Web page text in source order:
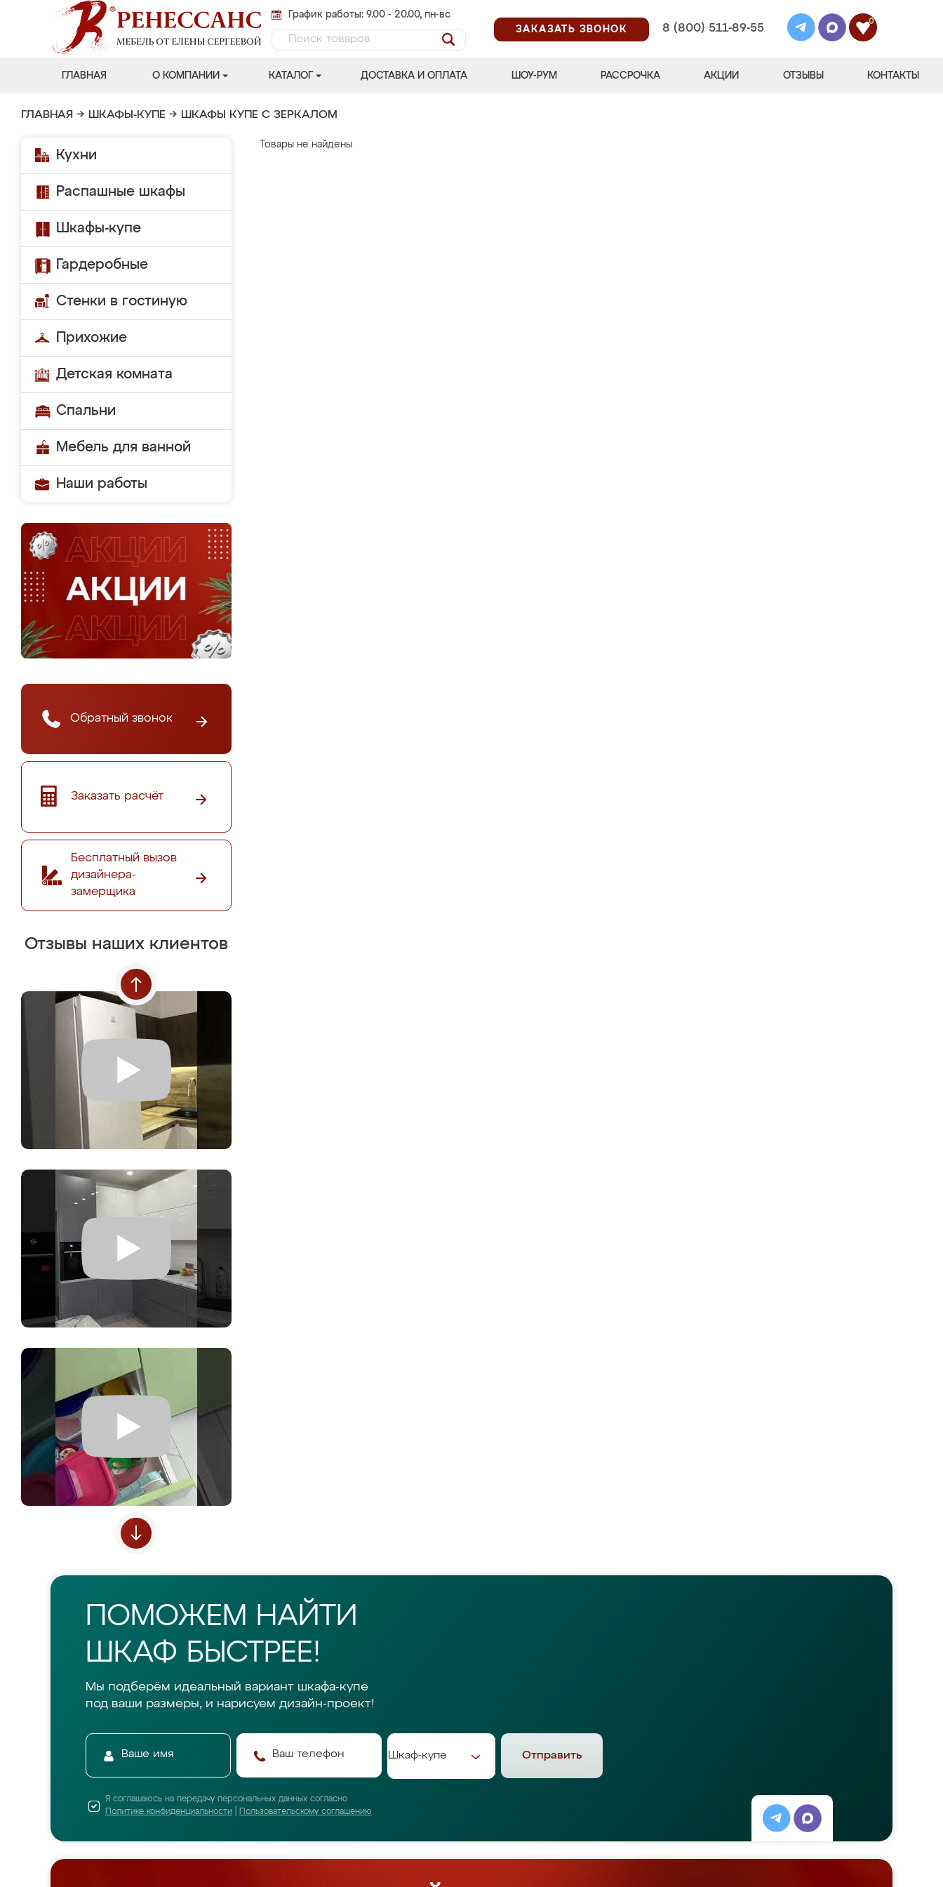
График работы: 9.00 - 20.00, пн-вс
ЗАКАЗАТЬ ЗВОНОК
8 (800) 511-89-55
0
ГЛАВНАЯ О КОМПАНИИ КАТАЛОГ ДОСТАВКА И ОПЛАТА ШОУ-РУМ РАССРОЧКА АКЦИИ ОТЗЫВЫ КОНТАКТЫ
ГЛАВНАЯ → ШКАФЫ-КУПЕ → ШКАФЫ КУПЕ С ЗЕРКАЛОМ
Кухни
Распашные шкафы
Шкафы-купе
Гардеробные
Стенки в гостиную
Прихожие
Детская комната
Спальни
Мебель для ванной
Наши работы
Обратный звонок
Заказать расчёт
Бесплатный вызов
дизайнера-
замерщика
Отзывы наших клиентов
Товары не найдены
ПОМОЖЕМ НАЙТИ
ШКАФ БЫСТРЕЕ!
Мы подберём идеальный вариант шкафа-купе
под ваши размеры, и нарисуем дизайн-проект!
Отправить
Я соглашаюсь на передачу персональных данных согласно
Политике конфиденциальности
Пользовательскому соглашению